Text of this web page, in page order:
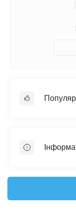
Медальниці
Про магазин